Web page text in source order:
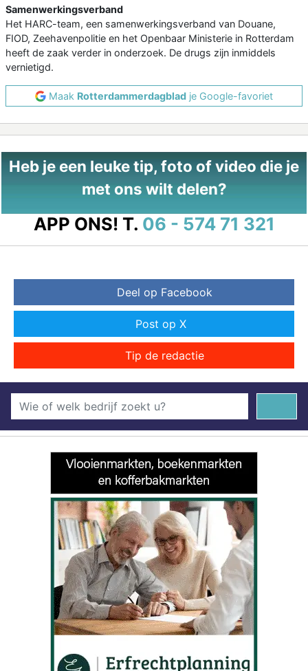
Samenwerkingsverband
Het HARC-team, een samenwerkingsverband van Douane,
FIOD, Zeehavenpolitie en het Openbaar Ministerie in Rotterdam
heeft de zaak verder in onderzoek. De drugs zijn inmiddels
vernietigd.
Maak Rotterdammerdagblad je Google-favoriet
Heb je een leuke tip, foto of video die je
met ons wilt delen?
APP ONS! T. 06 - 574 71 321
Deel op Facebook
Post op X
Tip de redactie